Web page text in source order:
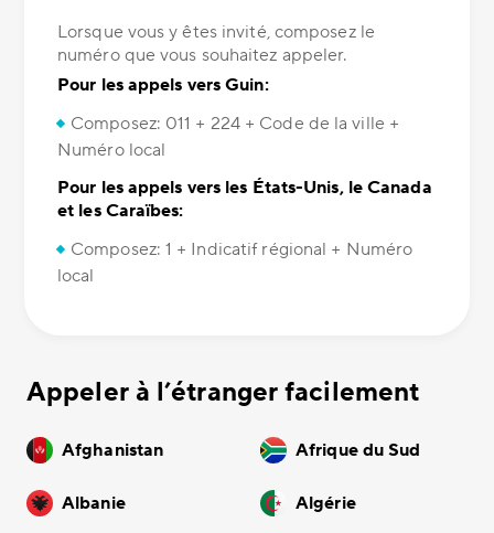
Lorsque vous y êtes invité, composez le
numéro que vous souhaitez appeler.
Pour les appels vers Guin:
Composez: 011 + 224 + Code de la ville +
Numéro local
Pour les appels vers les États-Unis, le Canada
et les Caraïbes:
Composez: 1 + Indicatif régional + Numéro
local
Appeler à l’étranger facilement
Afghanistan Afrique du Sud
Albanie Algérie